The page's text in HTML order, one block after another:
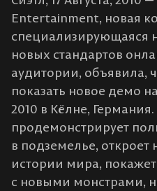
Entertainment, новая
специализирующаяся
новых стандартов
аудитории, объявила,
показать новое демо
2010 в Кёлне,
продемонстрирует
в подземелье, откроет
истории мира,
с новыми монстрами,